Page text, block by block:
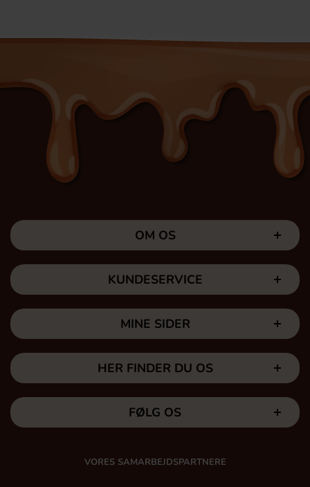
OM OS
KUNDESERVICE
MINE SIDER
HER FINDER DU OS
FØLG OS
VORES SAMARBEJDSPARTNERE